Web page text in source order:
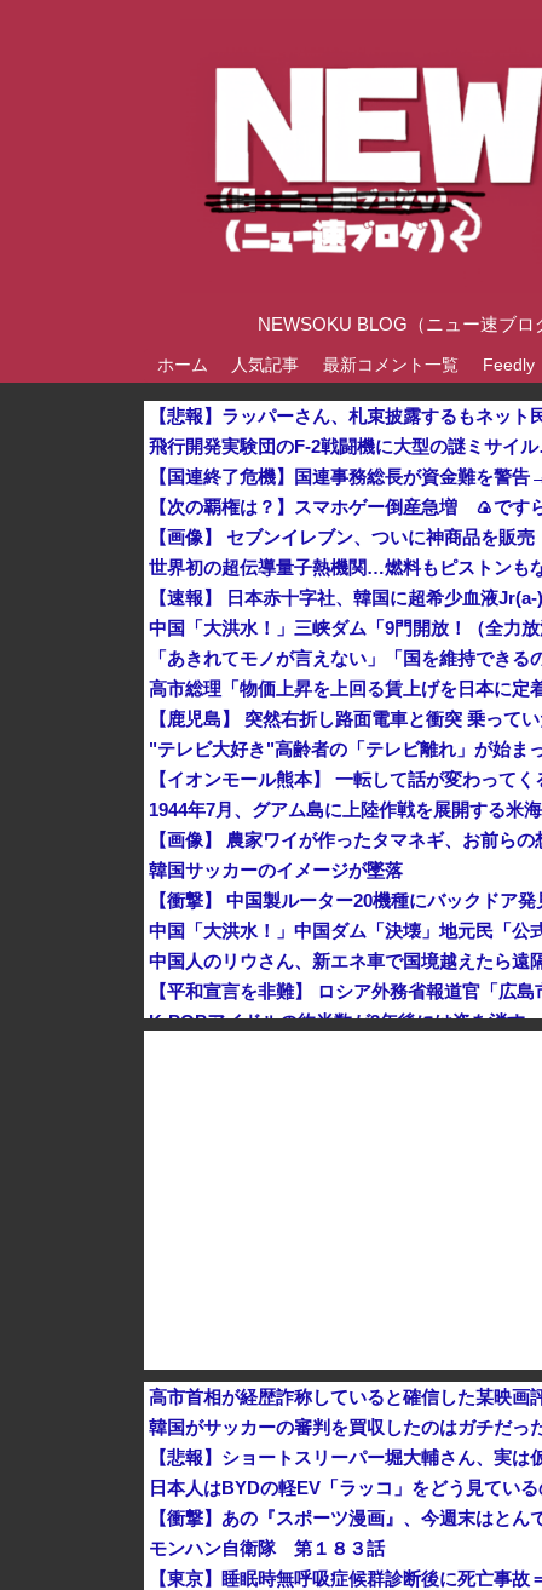
NEWSOKU BLOG（ニュー速ブ
ホーム 人気記事 最新コメント一覧 Feedly
【次の覇権は？】スマホゲー倒産急増 🍙です
【画像】 セブンイレブン、ついに神商品を販売
世界初の超伝導量子熱機関…燃料もピストンも
"テレビ大好き"高齢者の「テレビ離れ」が始ま
1944年7月、グアム島に上陸作戦を展開する米
【画像】 農家ワイが作ったタマネギ、お前ら
韓国サッカーのイメージが墜落
中国人のリウさん、新エネ車で国境越えたら遠
K-POPアイドルの約半数が3年後には姿を消す
高市首相が経歴詐称していると確信した某映
韓国がサッカーの審判を買収したのはガチだ
【悲報】ショートスリーパー堀大輔さん、実
日本人はBYDの軽EV「ラッコ」をどう見てい
【衝撃】あの『スポーツ漫画』、今週末はとん
モンハン自衛隊 第１８３話
【東京】睡眠時無呼吸症候群診断後に死亡事